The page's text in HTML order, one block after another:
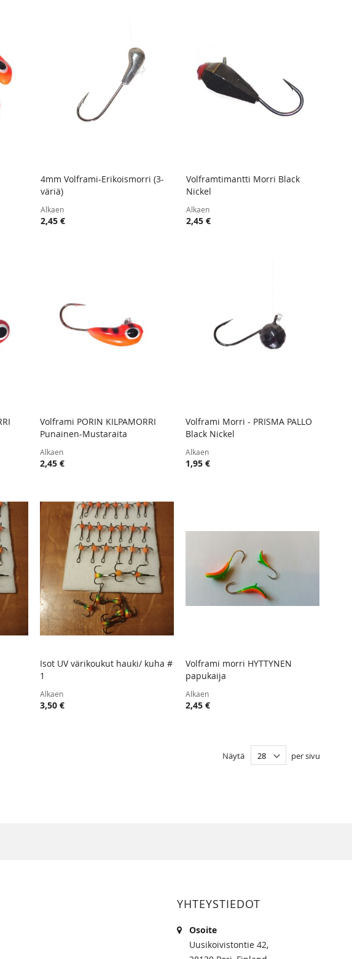
TOIVELISTA
LISÄÄ
Lisää ostoskoriin TOIVELISTA
LISÄÄ
4mm Volframi-Erikoismorri (3-
väriä)
Alkaen
2,45 €
Lisää ostoskoriin
Volframtimantti Morri Black
Nickel
Alkaen
2,45 €
TOIVELISTA
LISÄÄ
Lisää ostoskoriin TOIVELISTA
LISÄÄ
Volframi PORIN KILPAMORRI
Punainen-Mustaraita
Alkaen
2,45 €
Lisää ostoskoriin
Volframi Morri - PRISMA PALLO
Black Nickel
Alkaen
1,95 €
TOIVELISTA
LISÄÄ
TOIVELISTA
LISÄÄ
Isot UV värikoukut hauki/ kuha #
1
Alkaen
3,50 €
Lisää ostoskoriin
Volframi morri HYTTYNEN
papukaija
Alkaen
2,45 €
Näytä per sivu
YHTEYSTIEDOT
Osoite
Uusikoivistontie 42,